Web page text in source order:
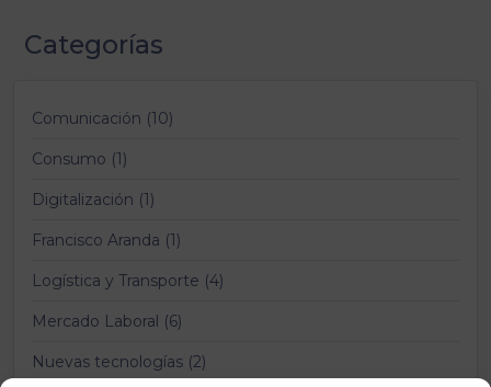
Categorías
Comunicación (10)
Consumo (1)
Digitalización (1)
Francisco Aranda (1)
Logística y Transporte (4)
Mercado Laboral (6)
Nuevas tecnologías (2)